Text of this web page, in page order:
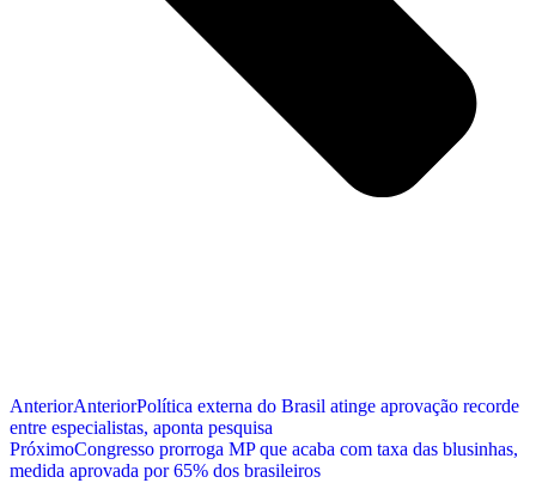
AnteriorAnteriorPolítica externa do Brasil atinge aprovação recorde
entre especialistas, aponta pesquisa
PróximoCongresso prorroga MP que acaba com taxa das blusinhas,
medida aprovada por 65% dos brasileiros